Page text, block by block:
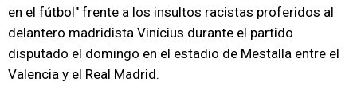
en el fútbol" frente a los insultos racistas proferidos al
delantero madridista Vinícius durante el partido
disputado el domingo en el estadio de Mestalla entre el
Valencia y el Real Madrid.